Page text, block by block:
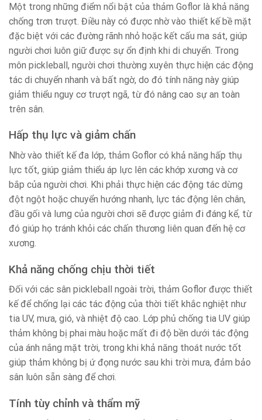
Một trong những điểm nổi bật của thảm Goflor là khả năng
chống trơn trượt. Điều này có được nhờ vào thiết kế bề mặt
đặc biệt với các đường rãnh nhỏ hoặc kết cấu ma sát, giúp
người chơi luôn giữ được sự ổn định khi di chuyển. Trong
môn pickleball, người chơi thường xuyên thực hiện các động
tác di chuyển nhanh và bất ngờ, do đó tính năng này giúp
giảm thiểu nguy cơ trượt ngã, từ đó nâng cao sự an toàn
trên sân.
Hấp thụ lực và giảm chấn
Nhờ vào thiết kế đa lớp, thảm Goflor có khả năng hấp thụ
lực tốt, giúp giảm thiểu áp lực lên các khớp xương và cơ
bắp của người chơi. Khi phải thực hiện các động tác dừng
đột ngột hoặc chuyển hướng nhanh, lực tác động lên chân,
đầu gối và lưng của người chơi sẽ được giảm đi đáng kể, từ
đó giúp họ tránh khỏi các chấn thương liên quan đến hệ cơ
xương.
Khả năng chống chịu thời tiết
Đối với các sân pickleball ngoài trời, thảm Goflor được thiết
kế để chống lại các tác động của thời tiết khắc nghiệt như
tia UV, mưa, gió, và nhiệt độ cao. Lớp phủ chống tia UV giúp
thảm không bị phai màu hoặc mất đi độ bền dưới tác động
của ánh nắng mặt trời, trong khi khả năng thoát nước tốt
giúp thảm không bị ứ đọng nước sau khi trời mưa, đảm bảo
sân luôn sẵn sàng để chơi.
Tính tùy chỉnh và thẩm mỹ